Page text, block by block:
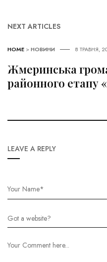
NEXT ARTICLES
HOME >НОВИНИ 8 ТРАВНЯ,
Жмеринська
районного етапу
LEAVE A REPLY